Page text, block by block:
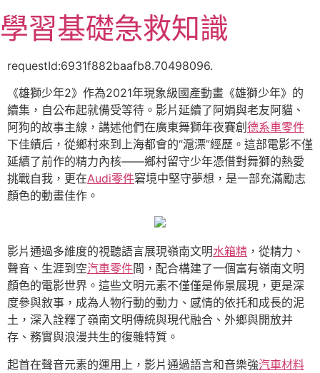
至
主
學習基礎急救知識
requestId:6931f882baafb8.70498096.
《雄獅少年2》作為2021年現象級國產動畫《雄獅少年》的
續集，自公布起就備受等待。影片延續了阿娟與老友阿貓、
阿狗的故事主線，講述他們在廣東舞獅年夜賽創 德系車零件
下佳績后，從鄉村來到上海都會的“滬漂”經歷。這部電影不僅
延續了前作的精力內核——鄉村留守少年憑借對舞獅的熱愛
挑戰自我，更在Audi零件窘境中堅守夢想，是一部充滿勵志
顏色的動畫佳作。
影片通過多維度的視聽語言展現嶺南文明水箱精 ，從精力、
聲音、生涯到空汽車零件間，配合構建了一個富有嶺南文明
顏色的電影世界。這些文明元素不僅僅是佈景展現，更是深
度參與敘事，成為人物行動的動力、感情的依托和成長的泥
土，深入詮釋了嶺南文明傳統與現代融合、外鄉與開放并
存、務實與浪漫共生的復雜特質。
起首在聲音元素的運用上，影片通過語言和音樂強汽車材料